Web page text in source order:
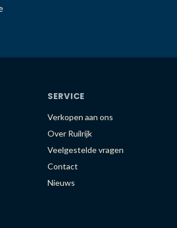
SERVICE
Verkopen aan ons
Over Ruilrijk
Veelgestelde vragen
Contact
Nieuws